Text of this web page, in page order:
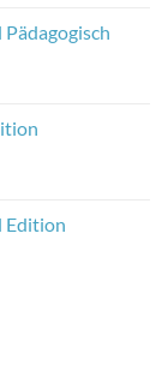
Edition